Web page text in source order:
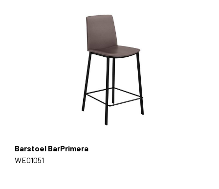
Barstoel BarPrimera
WE01051